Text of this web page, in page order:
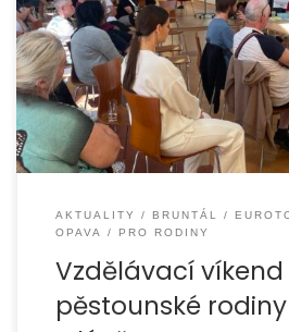
Ve dnech 29. – 31. května 2026
vzdělávací víkend pro pěstounské
se setkali v příjemném prostředí
AKTUALITY BRUNTÁL
OPAVA
PRO RODINY
Vzdělávací
pěstounské